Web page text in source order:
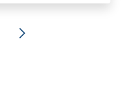
Successiva »